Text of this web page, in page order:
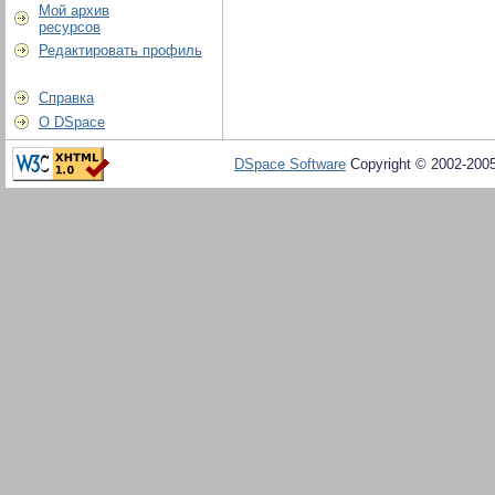
Мой архив
ресурсов
Редактировать профиль
Справка
О DSpace
DSpace Software Copyright © 2002-